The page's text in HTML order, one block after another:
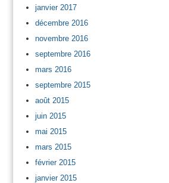
janvier 2017
décembre 2016
novembre 2016
septembre 2016
mars 2016
septembre 2015
août 2015
juin 2015
mai 2015
mars 2015
février 2015
janvier 2015